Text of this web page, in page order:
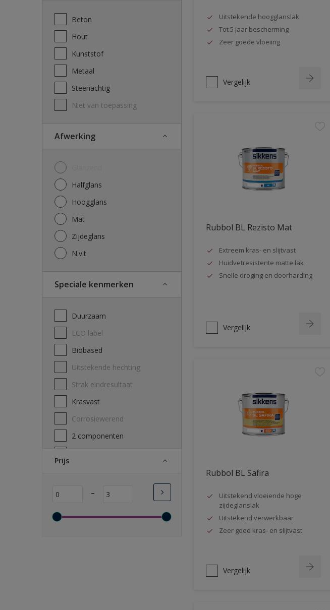
Beton
Hout
Kunststof
Metaal
Steenachtig
Niet van toepassing
Afwerking
Halfglans
Hoogglans
Mat
Zijdeglans
N.v.t
Speciale kenmerken
Duurzaam
ECO label
Biobased
Uitstekende hechting
Strak eindresultaat
Krasvast
Corrosiewerend
2 componenten
Wasbaar
Sneldrogend
Prijs
-
Uitstekende hoogglanslak
Tot 5 jaar bescherming
Zeer goede vloeiing
Vergelijk
Rubbol BL Rezisto Mat
Extreem kras- en slijtvast
Huidvetresistente matte lak
Snelle droging en doorharding
Vergelijk
Rubbol BL Safira
Uitstekend vloeiende hoge
zijdeglanslak
Uitstekend verwerkbaar
Zeer goed kras- en slijtvast
Vergelijk